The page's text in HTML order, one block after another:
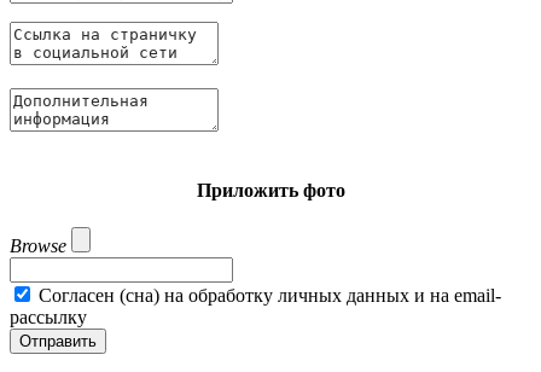
Приложить фото
Browse
Согласен (сна) на обработку личных данных и на email-
рассылку
Отправить